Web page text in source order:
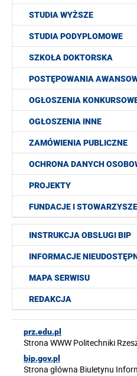
STUDIA WYŻSZE
STUDIA PODYPLOMOWE
SZKOŁA DOKTORSKA
POSTĘPOWANIA
OGŁOSZENIA
OGŁOSZENIA INNE
ZAMÓWIENIA PUBLICZNE
OCHRONA DANYCH
PROJEKTY
FUNDACJE I
INSTRUKCJA OBSŁUGI BIP
INFORMACJE
MAPA SERWISU
REDAKCJA
prz.edu.pl
Strona WWW Politechniki
bip.gov.pl
Strona główna Biuletynu